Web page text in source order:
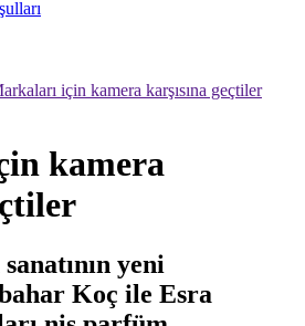
için kamera karşısına geçtiler
kamera
yeni
Koç ile Esra